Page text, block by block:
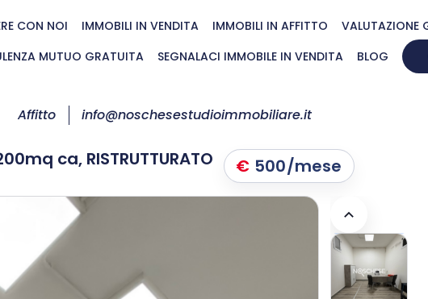
CON NOI IMMOBILI IN VENDITA IMMOBILI IN AFFITTO
VALUTAZIONE
MUTUO GRATUITA
SEGNALACI IMMOBILE IN VENDITA BLOG
Affitto info@noschesestudioimmobiliare.it
ca, RISTRUTTURATO
€ 500/mese